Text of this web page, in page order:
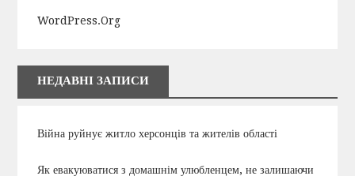
WordPress.org
НЕДАВНІ ЗАПИСИ
Війна руйнує житло херсонців та жителів області
Як евакуюватися з домашнім улюбленцем, не залишаючи